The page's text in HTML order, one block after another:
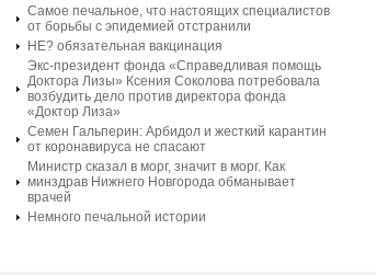
Самое печальное, что настоящих специалистов
от борьбы с эпидемией отстранили
НЕ? обязательная вакцинация
Экс-президент фонда «Справедливая помощь
Доктора Лизы» Ксения Соколова потребовала
возбудить дело против директора фонда
«Доктор Лиза»
Семен Гальперин: Арбидол и жесткий карантин
от коронавируса не спасают
Министр сказал в морг, значит в морг. Как
минздрав Нижнего Новгорода обманывает
врачей
Немного печальной истории